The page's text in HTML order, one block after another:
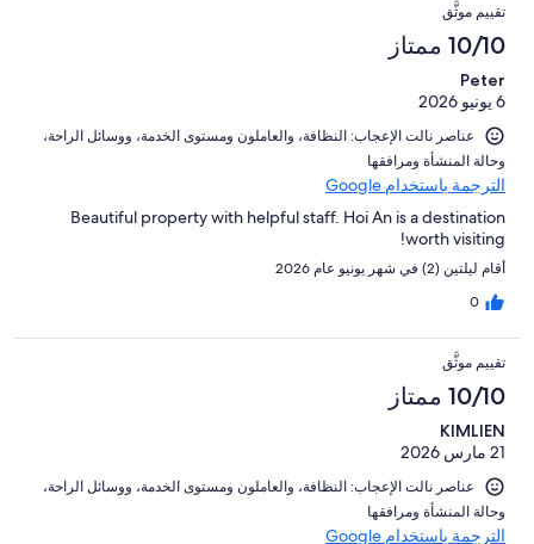
تقييم موثَّق
10/10 ممتاز
Peter
6 يونيو 2026
عناصر نالت الإعجاب: ⁦النظافة⁩، و⁦العاملون ومستوى الخدمة⁩، و⁦وسائل الراحة⁩،
و⁦حالة المنشأة ومرافقها⁩
الترجمة باستخدام Google
Beautiful property with helpful staff. Hoi An is a destination
worth visiting!
أقام ليلتين (2) في شهر يونيو عام 2026
0
تقييم موثَّق
10/10 ممتاز
KIMLIEN
21 مارس 2026
عناصر نالت الإعجاب: ⁦النظافة⁩، و⁦العاملون ومستوى الخدمة⁩، و⁦وسائل الراحة⁩،
و⁦حالة المنشأة ومرافقها⁩
الترجمة باستخدام Google